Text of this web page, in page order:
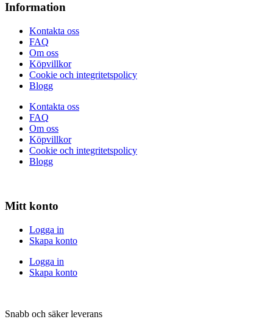
Information
Kontakta oss
FAQ
Om oss
Köpvillkor
Cookie och integritetspolicy
Blogg
Kontakta oss
FAQ
Om oss
Köpvillkor
Cookie och integritetspolicy
Blogg
Mitt konto
Logga in
Skapa konto
Logga in
Skapa konto
Snabb och säker leverans